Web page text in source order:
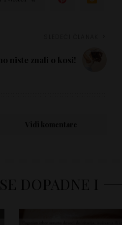
niste znali o kosi!
DOPADNE I